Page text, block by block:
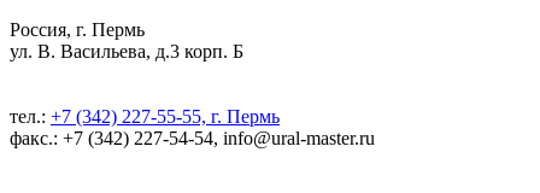
Россия, г. Пермь
ул. В. Васильева, д.3 корп. Б
тел.: +7 (342) 227-55-55, г. Пермь
факс.: +7 (342) 227-54-54, info@ural-master.ru